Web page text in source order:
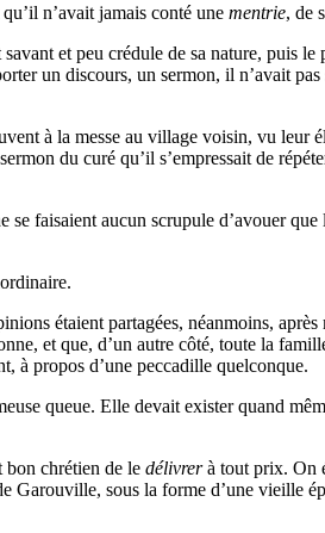
n’avait jamais conté une mentrie, de
et peu crédule de sa nature, puis
un discours, un sermon, il n’avait
à la messe au village voisin, vu leur
du curé qu’il s’empressait de
faisaient aucun scrupule d’avouer
étaient partagées, néanmoins,
et que, d’un autre côté, toute la
à propos d’une peccadille quelconque.
queue. Elle devait exister quand
chrétien de le délivrerà tout prix. On
sous la forme d’une vieille